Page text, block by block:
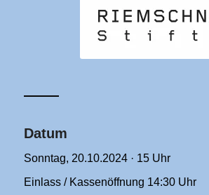
Datum
Sonntag, 20.10.2024 · 15 Uhr
Einlass / Kassenöffnung 14:30 Uhr